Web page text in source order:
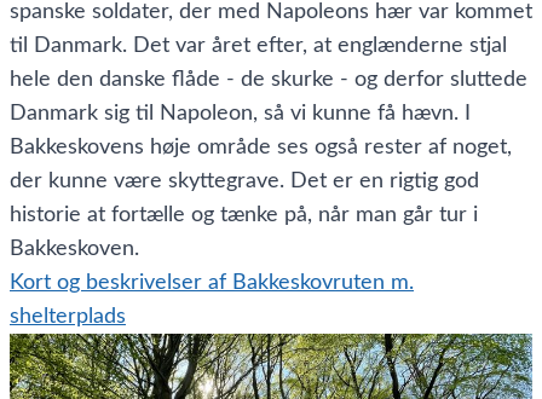
spanske soldater, der med Napoleons hær var kommet
til Danmark. Det var året efter, at englænderne stjal
hele den danske flåde - de skurke - og derfor sluttede
Danmark sig til Napoleon, så vi kunne få hævn. I
Bakkeskovens høje område ses også rester af noget,
der kunne være skyttegrave. Det er en rigtig god
historie at fortælle og tænke på, når man går tur i
Bakkeskoven.
Kort og beskrivelser af Bakkeskovruten m.
shelterplads